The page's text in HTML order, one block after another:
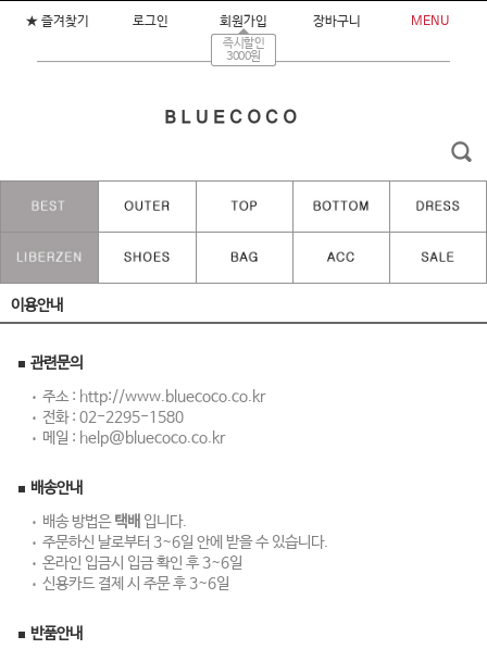
★ 즐겨찾기 로그인 회원가입
즉시할인
3000원
장바구니 MENU
이용안내
관련문의
주소 : http://www.bluecoco.co.kr
전화 : 02-2295-1580
메일 : help@bluecoco.co.kr
배송안내
배송 방법은택배 입니다.
주문하신 날로부터 3~6일 안에 받을 수 있습니다.
온라인 입금시 입금 확인 후 3~6일
신용카드 결제 시 주문 후 3~6일
반품안내